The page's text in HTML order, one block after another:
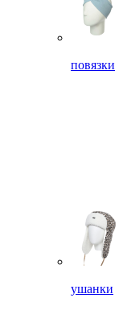
повязки
ушанки